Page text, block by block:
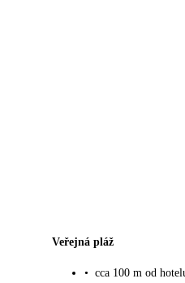
Veřejná pláž
• cca 100 m od